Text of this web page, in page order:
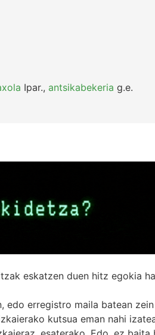
Ipar., antsikabekeria g.e.
eskatzen duen hitz egokia
erregistro maila batean
kutsua eman nahi